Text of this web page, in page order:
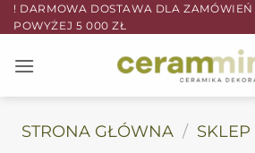
Przewiń
do
! DARMOWA DOSTAWA DLA ZAMÓWIEŃ
POWYŻEJ 5 000 ZŁ
STRONA GŁÓWNA / SKLEP